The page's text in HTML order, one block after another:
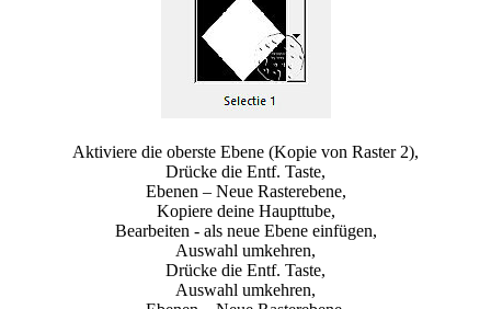
Aktiviere die oberste Ebene (Kopie von Raster 2),
Drücke die Entf. Taste,
Ebenen – Neue Rasterebene,
Kopiere deine Haupttube,
Bearbeiten - als neue Ebene einfügen,
Auswahl umkehren,
Drücke die Entf. Taste,
Auswahl umkehren,